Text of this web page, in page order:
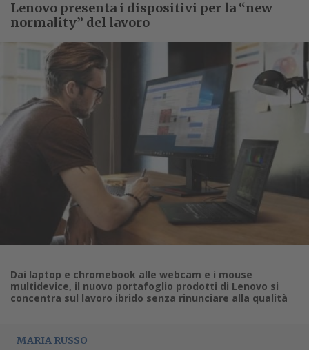
Lenovo presenta i dispositivi per la “new
normality” del lavoro
Dai laptop e chromebook alle webcam e i mouse
multidevice, il nuovo portafoglio prodotti di Lenovo si
concentra sul lavoro ibrido senza rinunciare alla qualità
MARIA RUSSO